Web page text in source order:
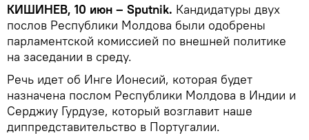
КИШИНЕВ, 10 июн – Sputnik. Кандидатуры двух
послов Республики Молдова были одобрены
парламентской комиссией по внешней политике
на заседании в среду.
Речь идет об Инге Ионесий, которая будет
назначена послом Республики Молдова в Индии и
Серджиу Гурдузе, который возглавит наше
диппредставительство в Португалии.